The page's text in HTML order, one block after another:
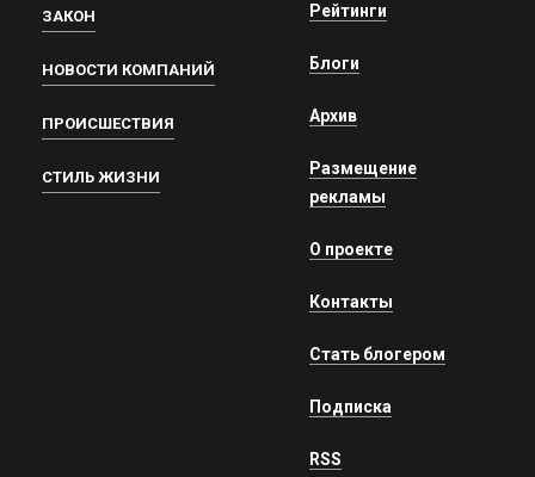
ЗАКОН
НОВОСТИ КОМПАНИЙ
ПРОИСШЕСТВИЯ
СТИЛЬ ЖИЗНИ
Рейтинги
Блоги
Архив
Размещение
рекламы
О проекте
Контакты
Стать блогером
Подписка
RSS